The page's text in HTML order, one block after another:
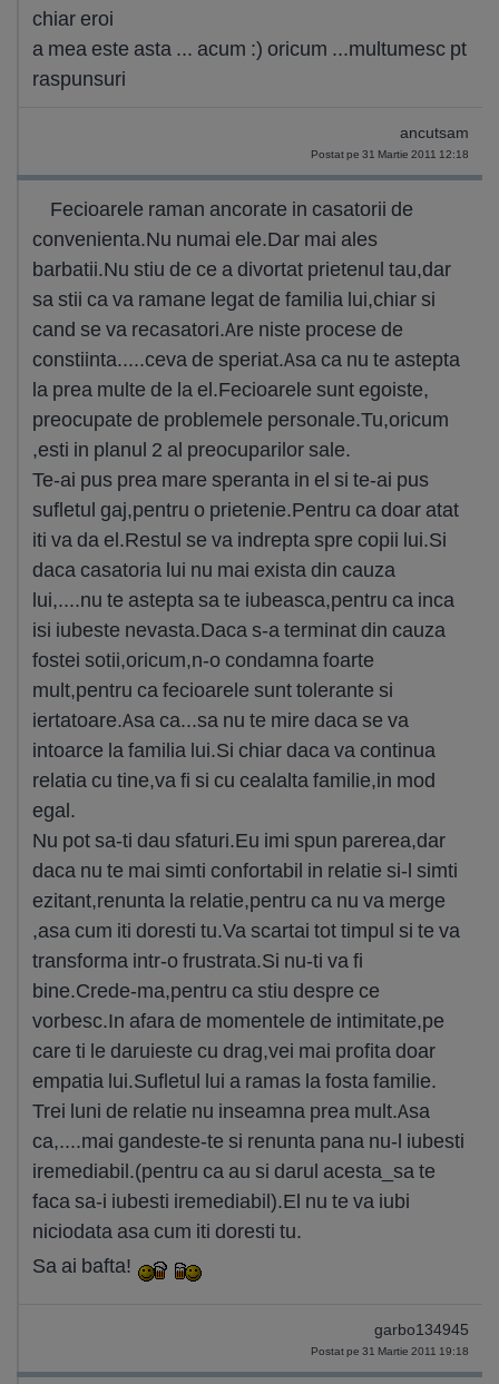
chiar eroi
a mea este asta ... acum :) oricum ...multumesc pt
raspunsuri
ancutsam
Postat pe 31 Martie 2011 12:18
Fecioarele raman ancorate in casatorii de
convenienta.Nu numai ele.Dar mai ales
barbatii.Nu stiu de ce a divortat prietenul tau,dar
sa stii ca va ramane legat de familia lui,chiar si
cand se va recasatori.Are niste procese de
constiinta.....ceva de speriat.Asa ca nu te astepta
la prea multe de la el.Fecioarele sunt egoiste,
preocupate de problemele personale.Tu,oricum
,esti in planul 2 al preocuparilor sale.
Te-ai pus prea mare speranta in el si te-ai pus
sufletul gaj,pentru o prietenie.Pentru ca doar atat
iti va da el.Restul se va indrepta spre copii lui.Si
daca casatoria lui nu mai exista din cauza
lui,....nu te astepta sa te iubeasca,pentru ca inca
isi iubeste nevasta.Daca s-a terminat din cauza
fostei sotii,oricum,n-o condamna foarte
mult,pentru ca fecioarele sunt tolerante si
iertatoare.Asa ca...sa nu te mire daca se va
intoarce la familia lui.Si chiar daca va continua
relatia cu tine,va fi si cu cealalta familie,in mod
egal.
Nu pot sa-ti dau sfaturi.Eu imi spun parerea,dar
daca nu te mai simti confortabil in relatie si-l simti
ezitant,renunta la relatie,pentru ca nu va merge
,asa cum iti doresti tu.Va scartai tot timpul si te va
transforma intr-o frustrata.Si nu-ti va fi
bine.Crede-ma,pentru ca stiu despre ce
vorbesc.In afara de momentele de intimitate,pe
care ti le daruieste cu drag,vei mai profita doar
empatia lui.Sufletul lui a ramas la fosta familie.
Trei luni de relatie nu inseamna prea mult.Asa
ca,....mai gandeste-te si renunta pana nu-l iubesti
iremediabil.(pentru ca au si darul acesta_sa te
faca sa-i iubesti iremediabil).El nu te va iubi
niciodata asa cum iti doresti tu.
Sa ai bafta!
garbo134945
Postat pe 31 Martie 2011 19:18